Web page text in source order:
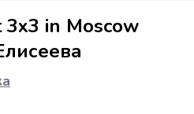
3x3 in Moscow